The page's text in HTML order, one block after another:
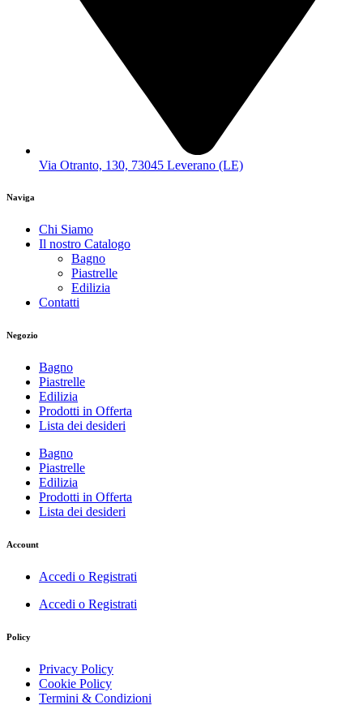
Via Otranto, 130, 73045 Leverano (LE)
Naviga
Chi Siamo
Il nostro Catalogo
Bagno
Piastrelle
Edilizia
Contatti
Negozio
Bagno
Piastrelle
Edilizia
Prodotti in Offerta
Lista dei desideri
Bagno
Piastrelle
Edilizia
Prodotti in Offerta
Lista dei desideri
Account
Accedi o Registrati
Accedi o Registrati
Policy
Privacy Policy
Cookie Policy
Termini & Condizioni